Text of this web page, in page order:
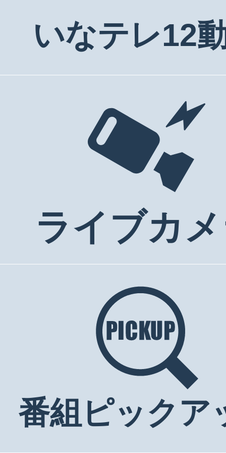
いなテレ12
ライブカ
番組ピックア